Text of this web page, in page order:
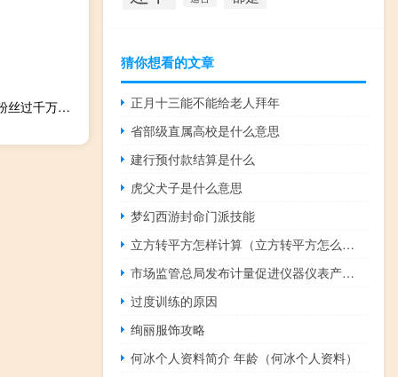
免费刷快手播放双击在线网站 - qq自动点赞神器免费_快手粉丝过千万意味着什么
猜你想看的文章
正月十三能不能给老人拜年
省部级直属高校是什么意思
建行预付款结算是什么
虎父犬子是什么意思
梦幻西游封命门派技能
立方转平方怎样计算（立方转平方怎么算）
市场监管总局发布计量促进仪器仪表产业高质量发展指导意见
过度训练的原因
绚丽服饰攻略
何冰个人资料简介 年龄（何冰个人资料）